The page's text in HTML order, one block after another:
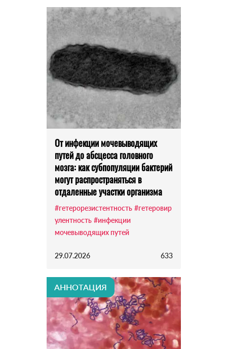
От инфекции мочевыводящих
путей до абсцесса головного
мозга: как субпопуляции бактерий
могут распространяться в
отдаленные участки организма
#гетерорезистентность #гетеровир
улентность #инфекции
мочевыводящих путей
29.07.2026 633
АННОТАЦИЯ